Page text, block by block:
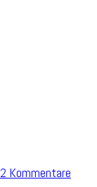
2 Kommentare